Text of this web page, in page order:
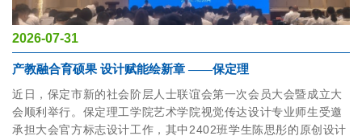
2026-07-31
产教融合育硕果 设计赋能绘新章 ——保定理
近日，保定市新的社会阶层人士联谊会第一次会员大会暨成立大
会顺利举行。保定理工学院艺术学院视觉传达设计专业师生受邀
承担大会官方标志设计工作，其中2402班学生陈思彤的原创设计